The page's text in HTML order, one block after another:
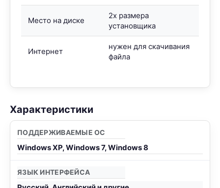
Место на диске
2x размера
установщика
Интернет
нужен для скачивания
файла
Характеристики
ПОДДЕРЖИВАЕМЫЕ ОС
Windows XP, Windows 7, Windows 8
ЯЗЫК ИНТЕРФЕЙСА